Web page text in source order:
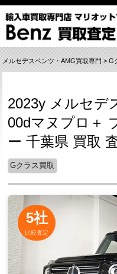
メルセデスベンツ・AMG買取専門 >G
2023y メルセデ
00dマヌプロ＋
ー 千葉県 買取
Gクラス買取
5社
比較査定